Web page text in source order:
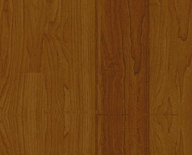
Am 13.08. wäre er 6 Jahre alt
Herzlichen Dank an alle
Bleiben Sie gesund.